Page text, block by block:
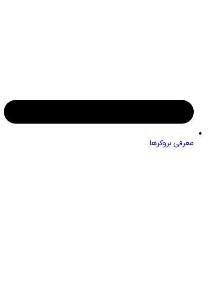
معرفی بروکرها